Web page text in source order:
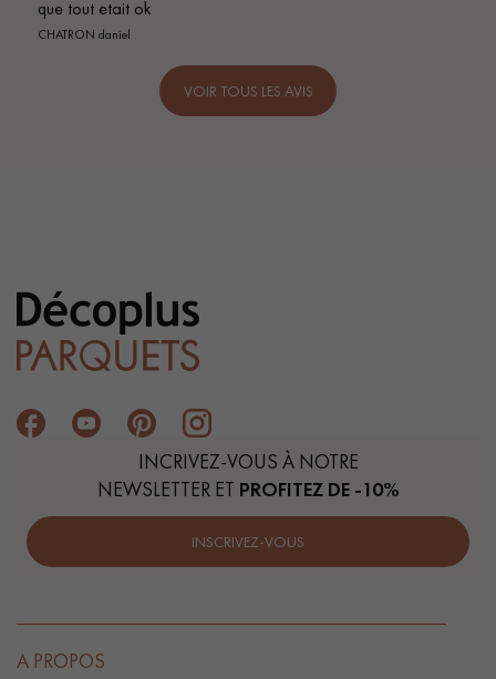
VOIR TOUS LES AVIS
INCRIVEZ-VOUS À NOTRE
NEWSLETTER ET PROFITEZ DE -10%
INSCRIVEZ-VOUS
A PROPOS